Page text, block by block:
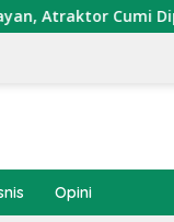
Cumi
Opini